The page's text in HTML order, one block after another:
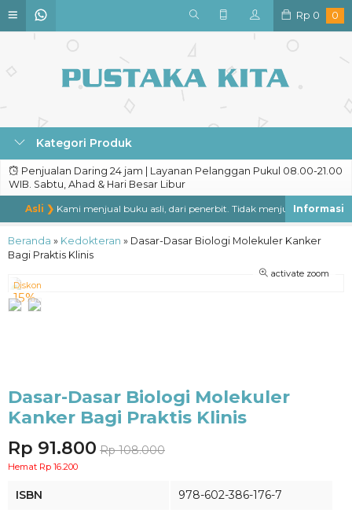
Rp 0 0
Kategori Produk
Penjualan Daring 24 jam | Layanan Pelanggan Pukul 08.00-21.00
WIB. Sabtu, Ahad & Hari Besar Libur
Asli ❯ Kami menjual buku asli, dari penerbit. Tidak menjual buku
Beranda » Kedokteran » Dasar-Dasar Biologi Molekuler Kanker
Bagi Praktis Klinis
activate zoom
Diskon
15%
Dasar-Dasar Biologi Molekuler
Kanker Bagi Praktis Klinis
Rp 91.800 Rp 108.000
Hemat Rp 16.200
ISBN 978-602-386-176-7